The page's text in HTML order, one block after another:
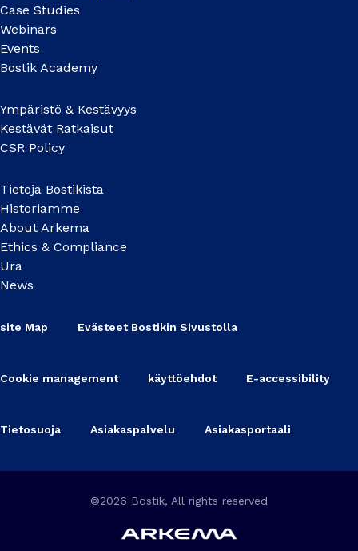
Case Studies
Webinars
Events
Bostik Academy
Ympäristö & Kestävyys
Kestävät Ratkaisut
CSR Policy
Tietoja Bostikista
Historiamme
About Arkema
Ethics & Compliance
Ura
News
site Map Evästeet Bostikin Sivustolla
Cookie management käyttöehdot E-accessibility
Tietosuoja Asiakaspalvelu Asiakasportaali
©2026 Bostik, All rights reserved